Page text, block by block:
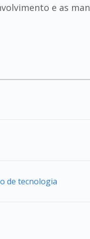
e as
de tecnologia